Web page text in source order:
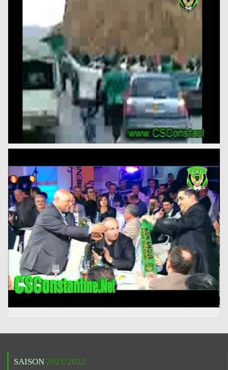
SAISON 2021/2022